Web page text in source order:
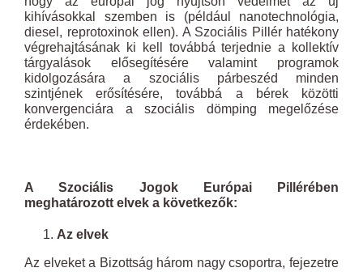
kihívásokkal szemben is (például nanotechnológia,
diesel, reprotoxinok ellen). A Szociális Pillér hatékony
végrehajtásának ki kell továbbá terjednie a kollektív
tárgyalások elősegítésére valamint programok
kidolgozására a szociális párbeszéd minden
szintjének erősítésére, továbbá a bérek közötti
konvergenciára a szociális dömping megelőzése
érdekében.
A Szociális Jogok Európai Pillérében
meghatározott elvek a következők:
Az elvek
Az elveket a Bizottság három nagy csoportra, fejezetre